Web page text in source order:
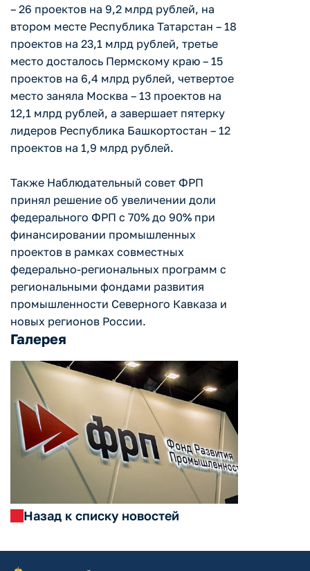
– 26 проектов на 9,2 млрд рублей, на
втором месте Республика Татарстан – 18
проектов на 23,1 млрд рублей, третье
место досталось Пермскому краю – 15
проектов на 6,4 млрд рублей, четвертое
место заняла Москва – 13 проектов на
12,1 млрд рублей, а завершает пятерку
лидеров Республика Башкортостан – 12
проектов на 1,9 млрд рублей.
Также Наблюдательный совет ФРП
принял решение об увеличении доли
федерального ФРП с 70% до 90% при
финансировании промышленных
проектов в рамках совместных
федерально-региональных программ с
региональными фондами развития
промышленности Северного Кавказа и
новых регионов России.
Галерея
Назад к списку новостей